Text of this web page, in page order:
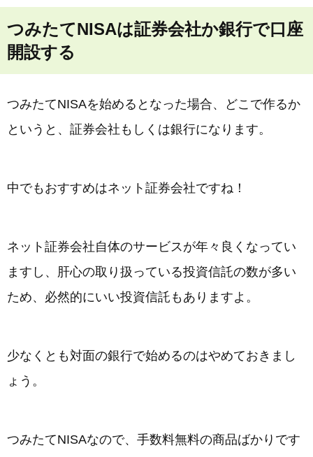
つみたてNISAは証券会社か銀行で口座
開設する
つみたてNISAを始めるとなった場合、どこで作るか
というと、証券会社もしくは銀行になります。
中でもおすすめはネット証券会社ですね！
ネット証券会社自体のサービスが年々良くなってい
ますし、肝心の取り扱っている投資信託の数が多い
ため、必然的にいい投資信託もありますよ。
少なくとも対面の銀行で始めるのはやめておきまし
ょう。
つみたてNISAなので、手数料無料の商品ばかりです